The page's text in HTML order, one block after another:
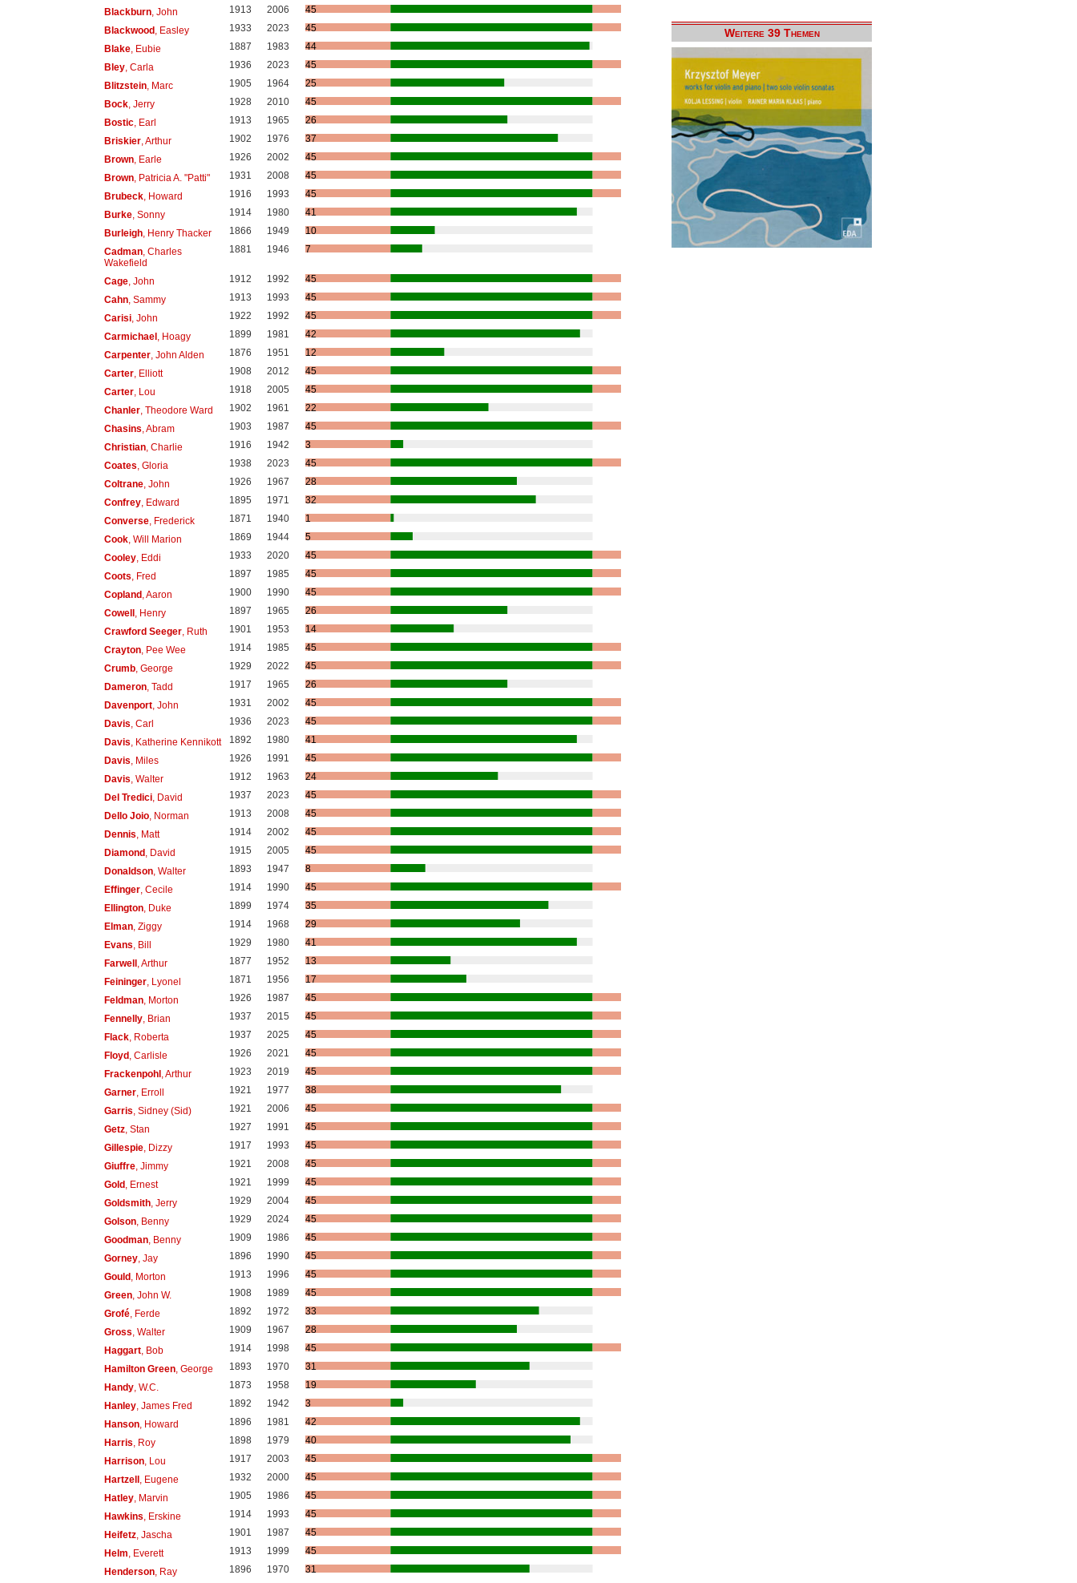
Blackburn, John 1913 2006
45
Blackwood, Easley 1933 2023
45
Blake, Eubie 1887 1983
44
Bley, Carla 1936 2023
45
Blitzstein, Marc 1905 1964
25
Bock, Jerry 1928 2010
45
Bostic, Earl 1913 1965
26
Briskier, Arthur 1902 1976
37
Brown, Earle 1926 2002
45
Brown, Patricia A. "Patti" 1931 2008
45
Brubeck, Howard 1916 1993
45
Burke, Sonny 1914 1980
41
Burleigh, Henry Thacker 1866 1949
10
Cadman, Charles
Wakefield
1881 1946 7
Cage, John 1912 1992
45
Cahn, Sammy 1913 1993
45
Carisi, John 1922 1992
45
Carmichael, Hoagy 1899 1981
42
Carpenter, John Alden 1876 1951
12
Carter, Elliott 1908 2012
45
Carter, Lou 1918 2005
45
Chanler, Theodore Ward 1902 1961
22
Chasins , Abram 1903 1987
45
Christian, Charlie 1916 1942
3
Coates , Gloria 1938 2023
45
Coltrane, John 1926 1967
28
Confrey, Edward 1895 1971
32
Converse, Frederick 1871 1940
1
Cook, Will Marion 1869 1944
5
Cooley, Eddi 1933 2020
45
Coots , Fred 1897 1985
45
Copland, Aaron 1900 1990
45
Cowell, Henry 1897 1965
26
Crawford Seeger, Ruth 1901 1953
14
Crayton, Pee Wee 1914 1985
45
Crumb, George 1929 2022
45
Dameron, Tadd 1917 1965
26
Davenport, John 1931 2002
45
Davis , Carl 1936 2023
45
Davis , Katherine Kennikott 1892 1980
41
Davis , Miles 1926 1991
45
Davis , Walter 1912 1963
24
Del Tredici, David 1937 2023
45
Dello Joio, Norman 1913 2008
45
Dennis , Matt 1914 2002
45
Diamond, David 1915 2005
45
Donaldson, Walter 1893 1947
8
Effinger, Cecile 1914 1990
45
Ellington, Duke 1899 1974
35
Elman, Ziggy 1914 1968
29
Evans , Bill 1929 1980
41
Farwell, Arthur 1877 1952
13
Feininger, Lyonel 1871 1956
17
Feldman, Morton 1926 1987
45
Fennelly, Brian 1937 2015
45
Flack, Roberta 1937 2025
45
Floyd, Carlisle 1926 2021
45
Frackenpohl, Arthur 1923 2019
45
Garner, Erroll 1921 1977
38
Garris , Sidney (Sid) 1921 2006
45
Getz, Stan 1927 1991
45
Gillespie, Dizzy 1917 1993
45
Giuffre, Jimmy 1921 2008
45
Gold, Ernest 1921 1999
45
Goldsmith, Jerry 1929 2004
45
Golson, Benny 1929 2024
45
Goodman, Benny 1909 1986
45
Gorney, Jay 1896 1990
45
Gould, Morton 1913 1996
45
Green, John W. 1908 1989
45
Grofé, Ferde 1892 1972
33
Gross , Walter 1909 1967
28
Haggart, Bob 1914 1998
45
Hamilton Green, George 1893 1970
31
Handy, W.C. 1873 1958
19
Hanley, James Fred 1892 1942
3
Hanson, Howard 1896 1981
42
Harris , Roy 1898 1979
40
Harrison, Lou 1917 2003
45
Hartzell, Eugene 1932 2000
45
Hatley, Marvin 1905 1986
45
Hawkins , Erskine 1914 1993
45
Heifetz, Jascha 1901 1987
45
Helm , Everett 1913 1999
45
Henderson, Ray 1896 1970
31
Weitere 39 Themen